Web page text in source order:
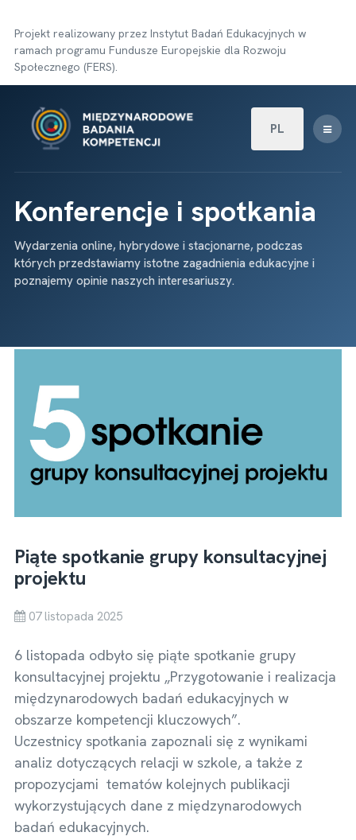
Projekt realizowany przez Instytut Badań Edukacyjnych w
ramach programu Fundusze Europejskie dla Rozwoju
Społecznego (FERS).
Wybierz swój język
PL
Konferencje i spotkania
Wydarzenia online, hybrydowe i stacjonarne, podczas
których przedstawiamy istotne zagadnienia edukacyjne i
poznajemy opinie naszych interesariuszy.
Piąte spotkanie grupy konsultacyjnej
projektu
07 listopada 2025
6 listopada odbyło się piąte spotkanie grupy
konsultacyjnej projektu „Przygotowanie i realizacja
międzynarodowych badań edukacyjnych w
obszarze kompetencji kluczowych”.
Uczestnicy spotkania zapoznali się z wynikami
analiz dotyczących relacji w szkole, a także z
propozycjami tematów kolejnych publikacji
wykorzystujących dane z międzynarodowych
badań edukacyjnych.